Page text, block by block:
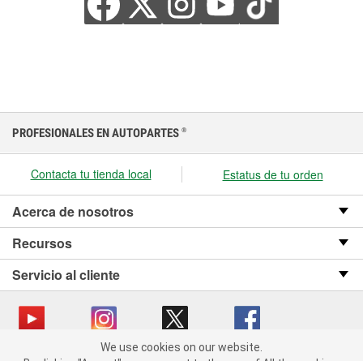
We use cookies on our website. By clicking "Accept", you consent
PROFESIONALES EN AUTOPARTES ®
Contacta tu tienda local Estatus de tu orden
Acerca de nosotros
Recursos
Servicio al cliente
We use cookies on our website.